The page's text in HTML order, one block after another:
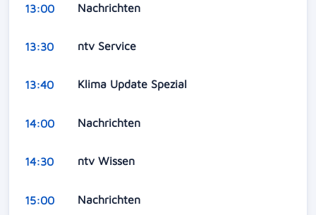
13:00 Nachrichten
13:30 ntv Service
13:40 Klima Update Spezial
14:00 Nachrichten
14:30 ntv Wissen
15:00 Nachrichten